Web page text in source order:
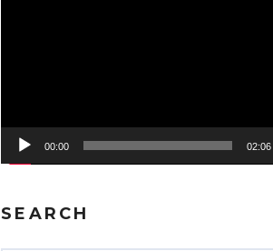
00:00 02:06
SEARCH